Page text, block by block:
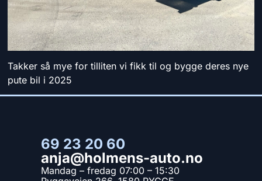
Takker så mye for tilliten vi fikk til og bygge deres nye
pute bil i 2025
69 23 20 60
anja@holmens-auto.no
Mandag – fredag 07:00 – 15:30